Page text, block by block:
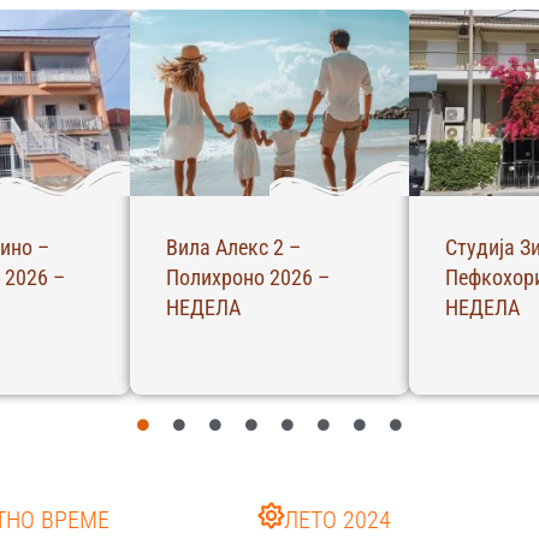
–
–
С – Студио – Ханиоти
2026 – ЧЕТВРТОК
Апартман
НЕДЕЛА
ВРЕМЕ ЛЕТО 2024